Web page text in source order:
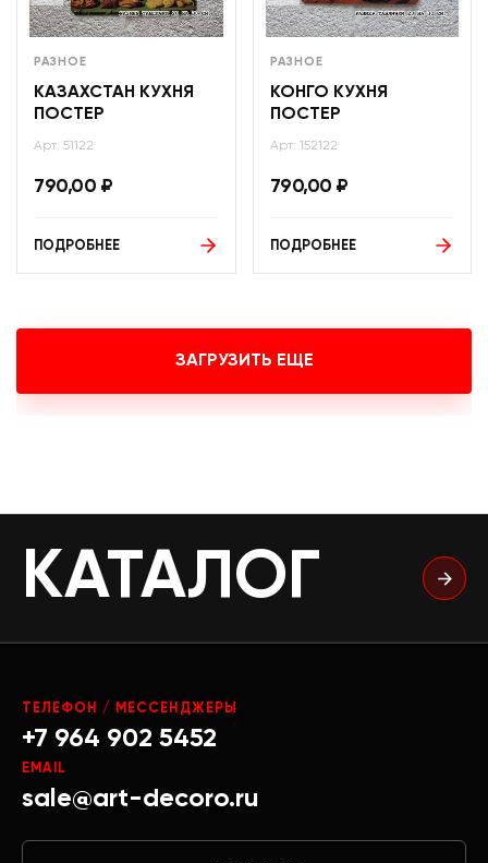
РАЗНОЕ
КАЗАХСТАН КУХНЯ
ПОСТЕР
Арт: 51122
790,00 ₽
ПОДРОБНЕЕ
РАЗНОЕ
КОНГО КУХНЯ
ПОСТЕР
Арт: 152122
790,00 ₽
ПОДРОБНЕЕ
ЗАГРУЗИТЬ ЕЩЕ
КАТАЛОГ
ТЕЛЕФОН / МЕССЕНДЖЕРЫ
+7 964 902 5452
EMAIL
sale@art-decoro.ru